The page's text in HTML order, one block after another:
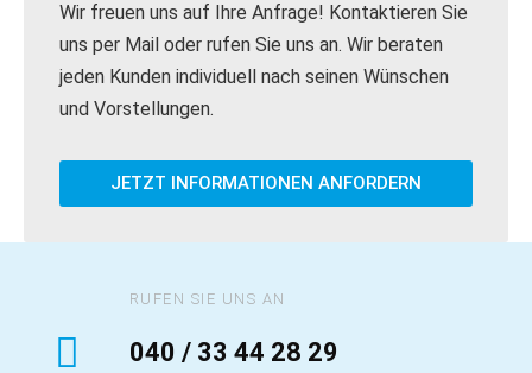
Wir freuen uns auf Ihre Anfrage! Kontaktieren Sie
uns per Mail oder rufen Sie uns an. Wir beraten
jeden Kunden individuell nach seinen Wünschen
und Vorstellungen.
JETZT INFORMATIONEN ANFORDERN
RUFEN SIE UNS AN
040 / 33 44 28 29